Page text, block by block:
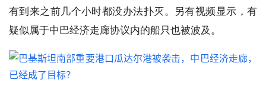
有到来之前几个小时都没办法扑灭。另有视频显示，有
疑似属于中巴经济走廊协议内的船只也被波及。